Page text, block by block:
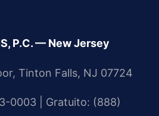
P.C. — New Jersey
Tinton Falls, NJ 07724
0003 | Gratuito: (888)